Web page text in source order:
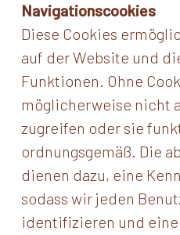
Navigationscookies
Diese Cookies
auf der Website und
Funktionen. Ohne
möglicherweise nicht
zugreifen oder sie
ordnungsgemäß. Die
dienen dazu, eine
sodass wir jeden
identifizieren und